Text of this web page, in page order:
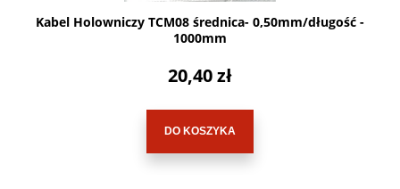
Kabel Holowniczy TCM08 średnica- 0,50mm/długość -
1000mm
20,40 zł
DO KOSZYKA